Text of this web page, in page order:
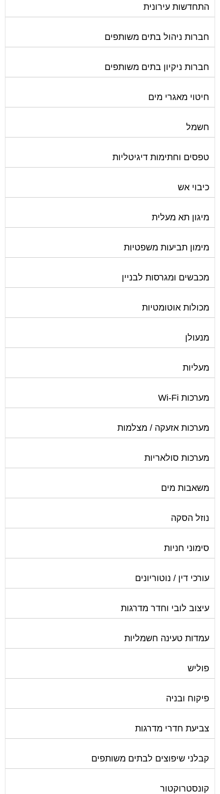
התחדשות עירונית
חברות ניהול בתים משותפים
חברות ניקיון בתים משותפים
חיטוי מאגרי מים
חשמל
טפסים וחתימות דיגיטליות
כיבוי אש
מיגון תא מעלית
מימון תביעות משפטיות
מכבשים ומגרסות לבניין
מכולות אוטומטיות
מנעולן
מעליות
מערכות Wi-Fi
מערכות אזעקה / מצלמות
מערכות סולאריות
משאבות מים
נוזל הסקה
סימוני חניות
עורכי דין / נוטוריונים
עיצוב לובי וחדר מדרגות
עמדות טעינה חשמליות
פוליש
פיקוח ובניה
צביעת חדרי מדרגות
קבלני שיפוצים לבתים משותפים
קונסטרוקטור